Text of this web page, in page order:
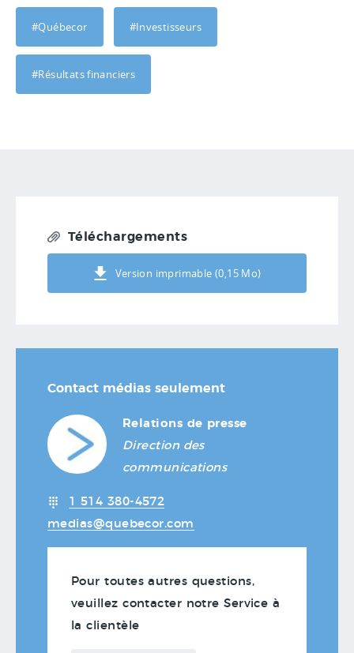
#Québecor #Investisseurs
#Résultats financiers
Téléchargements
Version imprimable (0,15 Mo)
Contact médias seulement
Relations de presse
Direction des
communications
1 514 380-4572
medias@quebecor.com
Pour toutes autres questions,
veuillez contacter notre Service à
la clientèle